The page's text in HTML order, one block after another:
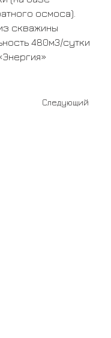
осмоса).
скважины
480м3/сутки
Следующий